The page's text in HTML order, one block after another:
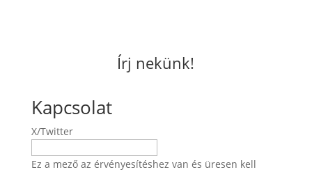
Írj nekünk!
Kapcsolat
X/Twitter
Ez a mező az érvényesítéshez van és üresen kell